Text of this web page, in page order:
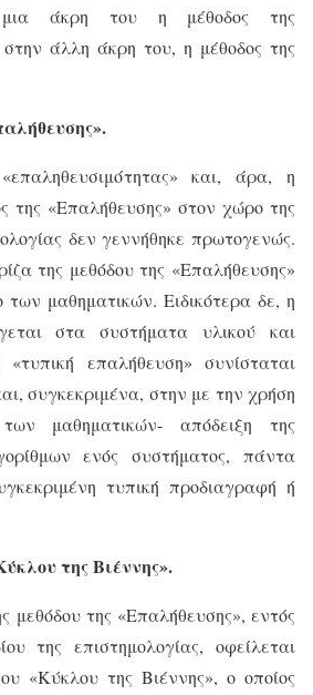
μια άκρη του η μέθοδος της
άλλη άκρη του, η μέθοδος της
και, άρα, η
της «Επαλήθευσης» στον χώρο της
δεν γεννήθηκε πρωτογενώς.
της μεθόδου της «Επαλήθευσης»
μαθηματικών. Ειδικότερα δε, η
στα συστήματα υλικού και
επαλήθευση» συνίσταται
συγκεκριμένα, στην με την χρήση
μαθηματικών- απόδειξη της
ενός συστήματος, πάντα
τυπική προδιαγραφή ή
της Βιέννης».
μεθόδου της «Επαλήθευσης», εντός
της επιστημολογίας, οφείλεται
«Κύκλου της Βιέννης», ο οποίος